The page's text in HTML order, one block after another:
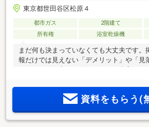
東京都世田谷区松原４
都市ガス 2階建て
所有権
浴室乾燥機
まだ何も決まっていなくても大丈夫です。
報だけでは見えない「デメリット」や「見
ント」まで正直にお伝えします。東宝ハウ
ト。現地でしか分からない空気感や周辺環
に納得できる住まい探しを進めていきまし
ずはお気軽にご相談ください。
資料をもらう(